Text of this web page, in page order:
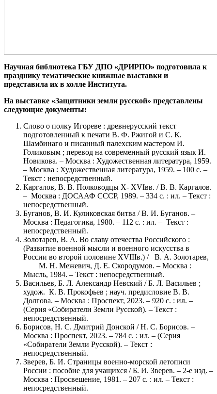
Научная библиотека ГБУ ДПО «ДРИРПО» подготовила к
празднику тематические книжные выставки и
представила их в холле Института.
На выставке «Защитники земли русской» представлены
следующие документы:
Слово о полку Игореве : древнерусский текст
подготовленный к печати В. Ф. Ржигой и С. К.
Шамбинаго и писанный палехским мастером И.
Голиковым ; перевод на современный русский язык И.
Новикова. – Москва : Художественная литература, 1959.
– Москва : Художественная литература, 1959. – 100 с. –
Текст : непосредственный.
Каргалов, В. В. Полководцы X- XVIвв. / В. В. Каргалов.
– Москва : ДОСААФ СССР, 1989. – 334 с. : ил. – Текст :
непосредственный.
Буганов, В. И. Куликовская битва / В. И. Буганов. –
Москва : Педагогика, 1980. – 112 с. : ил. – Текст :
непосредственный.
Золотарев, В. А. Во славу отечества Российского :
(Развитие военной мысли и военного искусства в
России во второй половине XVIIIв.) / В. А. Золотарев,
М. Н. Межевич, Д. Е. Скородумов. – Москва :
Мысль, 1984. – Текст : непосредственный.
Васильев, Б. Л. Александр Невский / Б. Л. Васильев ;
худож. К. В. Прокофьев ; науч. предисловие В. В.
Долгова. – Москва : Проспект, 2023. – 920 с. : ил. –
(Серия «Собиратели Земли Русской). – Текст :
непосредственный.
Борисов, Н. С. Дмитрий Донской / Н. С. Борисов. –
Москва : Проспект, 2023. – 784 с. : ил. – (Серия
«Собиратели Земли Русской). – Текст :
непосредственный.
Зверев, Б. И. Страницы военно-морской летописи
России : пособие для учащихся / Б. И. Зверев. – 2-е изд. –
Москва : Просвещение, 1981. – 207 с. : ил. – Текст :
непосредственный.